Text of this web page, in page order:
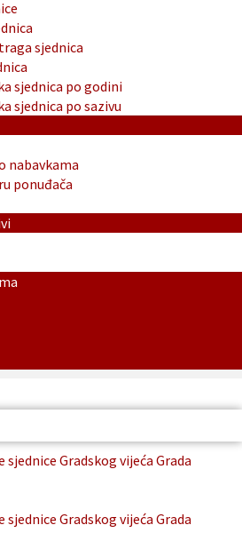
sjednica
sjednica po godini
sjednica po sazivu
nabavkama
ponuđača
sjednice Gradskog vijeća Grada
sjednice Gradskog vijeća Grada